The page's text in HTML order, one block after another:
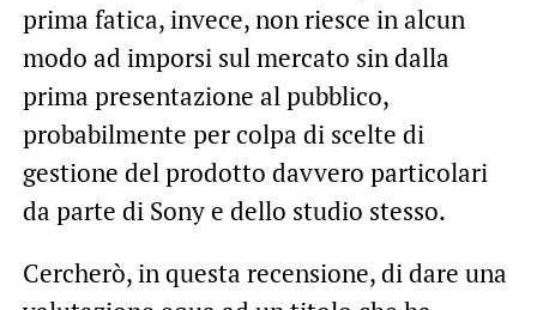
prima fatica, invece, non riesce in alcun
modo ad imporsi sul mercato sin dalla
prima presentazione al pubblico,
probabilmente per colpa di scelte di
gestione del prodotto davvero particolari
da parte di Sony e dello studio stesso.
Cercherò, in questa recensione, di dare una